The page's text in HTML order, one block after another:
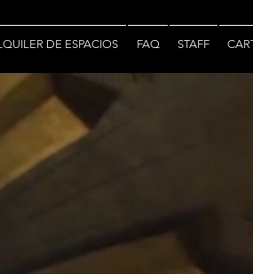
DE ESPACIOS FAQ STAFF